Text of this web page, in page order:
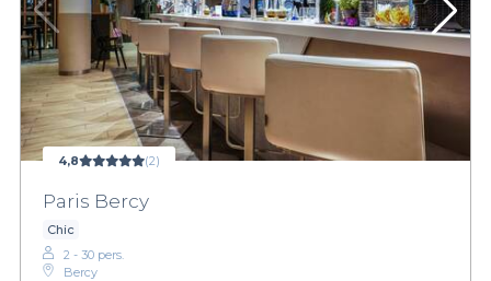
4,8 (2)
Paris Bercy
Chic
2 - 30 pers.
Bercy